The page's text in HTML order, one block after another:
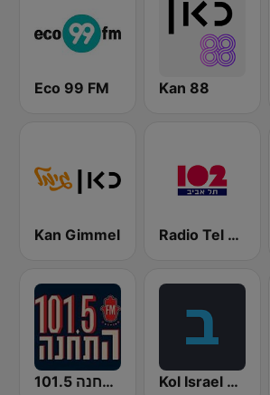
Eco 99 FM Kan 88
Kan Gimmel Radio Tel Aviv 102FM (רדיו תל אביב)
התחנה 101.5 Kol Israel Reshet Bet